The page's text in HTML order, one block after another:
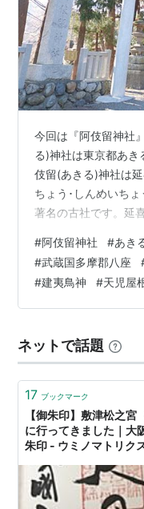
今回は『阿伎留神社
る)神社は東京都あ
伎留(あきる)神社は
ちょう･しんめいち
著名の古社です。延
うです。 その延喜式
う)に記載された多摩
れる東京都あきる野
京都府中市の小野神
乃天神社(おおま…
#阿伎留神社 #あき
#武蔵国多摩郡八座
#建夷鳥神 #天児屋
ネットで話題
17 ブックマーク
【御朱印】敷津松之宮
に行ってきました｜大
朱印 - ウミノマトリク